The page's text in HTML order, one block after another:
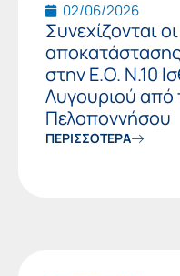
02/06/2026
Συνεχίζονται
στην Ε.Ο. Ν.10
Λυγουριού από
Πελοποννήσου
ΠΕΡΙΣΣΟΤΕΡΑ